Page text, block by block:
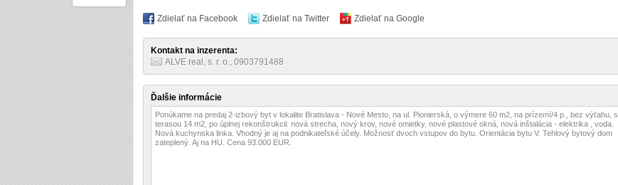
Zdielať na Facebook Zdielať na Twitter Zdielať na Google
Kontakt na inzerenta:
ALVE real, s. r. o., 0903791488
Ďalšie informácie
Ponúkame na predaj 2-izbový byt v lokalite Bratislava - Nové Mesto, na ul. Pionierská, o výmere 60 m2, na prízemí/4 p., bez výťahu, s
terasou 14 m2, po úplnej rekonštrukcii: nová strecha, nový krov, nové omietky, nové plastové okná, nová inštalácia - elektrika , voda.
Nová kuchynska linka. Vhodný je aj na podnikateľské účely. Možnosť dvoch vstupov do bytu. Orientácia bytu V. Tehlový bytový dom
zateplený. Aj na HU. Cena 93.000 EUR.